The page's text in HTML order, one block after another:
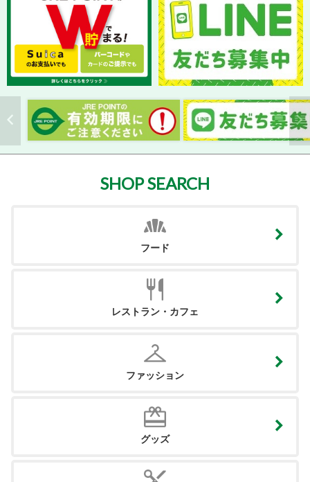
SHOP SEARCH
フード
レストラン・カフェ
ファッション
グッズ